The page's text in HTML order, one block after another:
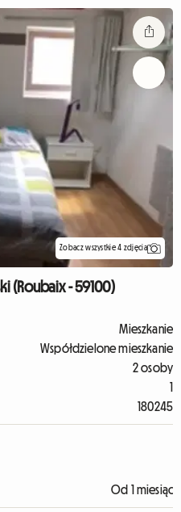
Zobacz wszystkie 4 zdjęcia
(Roubaix - 59100)
Mieszkanie
Współdzielone mieszkanie
2 osoby
1
180245
Od 1 miesiąc